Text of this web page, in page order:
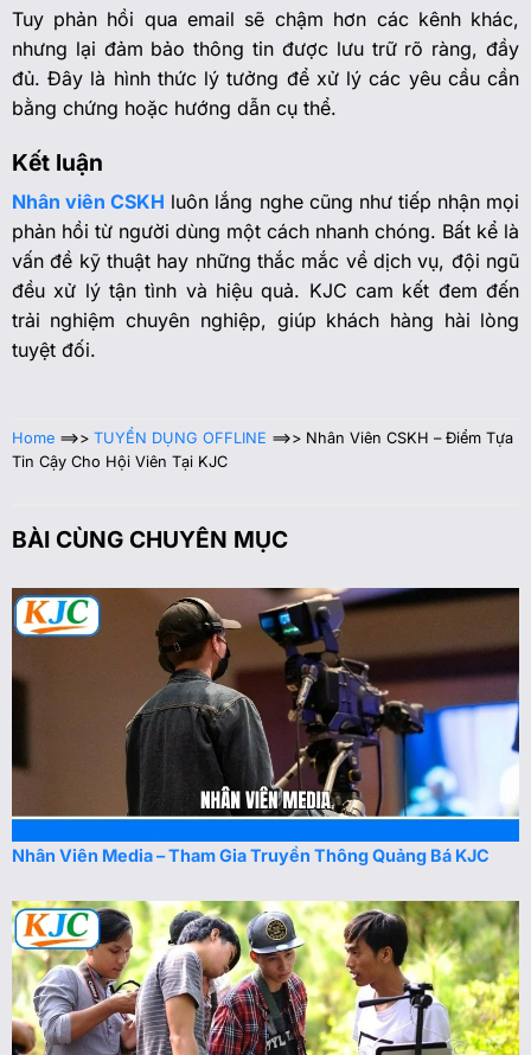
Tuy phản hồi qua email sẽ chậm hơn các kênh khác,
nhưng lại đảm bảo thông tin được lưu trữ rõ ràng, đầy
đủ. Đây là hình thức lý tưởng để xử lý các yêu cầu cần
bằng chứng hoặc hướng dẫn cụ thể.
Kết luận
Nhân viên CSKH luôn lắng nghe cũng như tiếp nhận mọi
phản hồi từ người dùng một cách nhanh chóng. Bất kể là
vấn đề kỹ thuật hay những thắc mắc về dịch vụ, đội ngũ
đều xử lý tận tình và hiệu quả. KJC cam kết đem đến
trải nghiệm chuyên nghiệp, giúp khách hàng hài lòng
tuyệt đối.
Home==>> TUYỂN DỤNG OFFLINE ==>> Nhân Viên CSKH – Điểm Tựa
Tin Cậy Cho Hội Viên Tại KJC
BÀI CÙNG CHUYÊN MỤC
Nhân Viên Media – Tham Gia Truyền Thông Quảng Bá KJC